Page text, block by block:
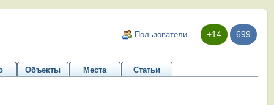
+14 699
Пользователи
Объекты Места Статьи